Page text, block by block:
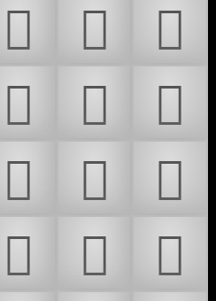
𜸌 𜸍
𜸎
𜸓 𜸔
𜸡
𜹂 𜺠
𜺣
𜺨 𜺫
𜺬